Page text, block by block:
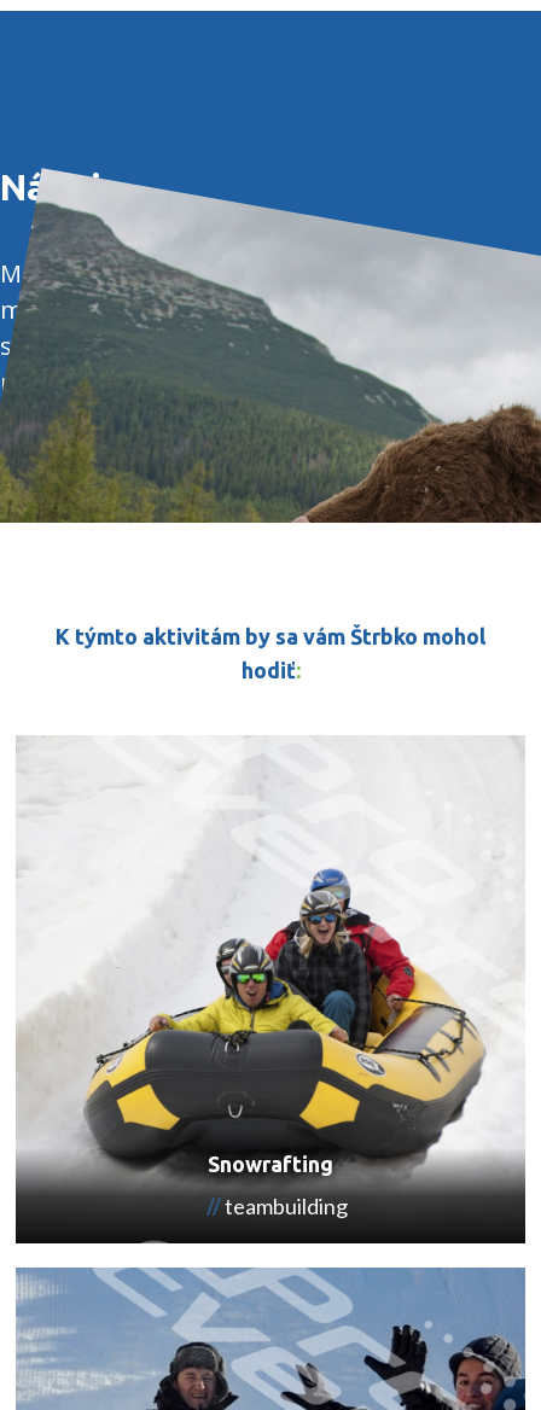
Náš tip.
Medveď Štrbko je výborný
motivátor pre vyššie výkony v
súťažiach, ale aj dobrý zabávač. PS:
rád sa fotí a Vy?
K týmto aktivitám by sa vám Štrbko mohol
hodiť:
Snowrafting
teambuilding